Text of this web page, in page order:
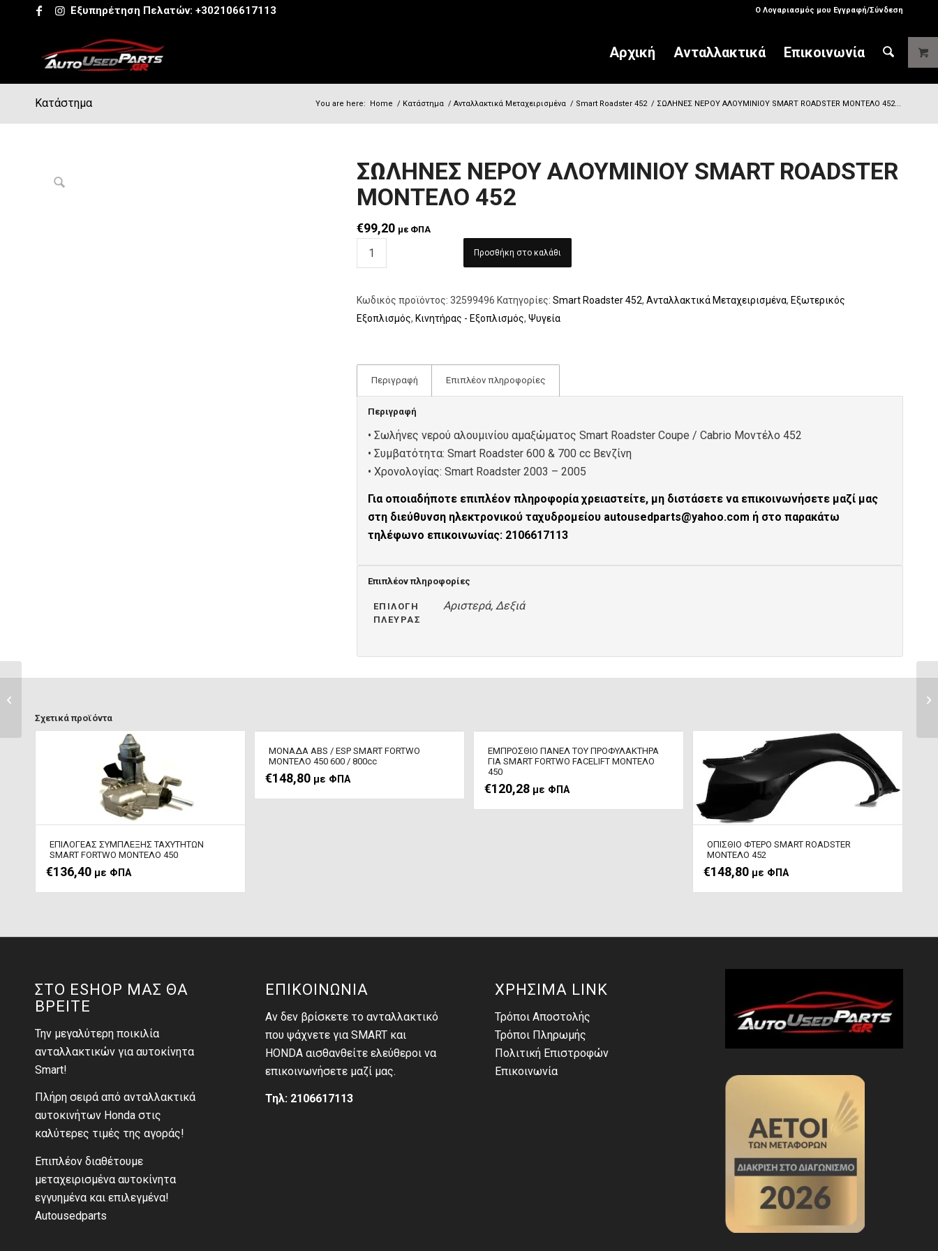
Ο Λογαριασμός μου Εγγραφή/Σύνδεση
Εξυπηρέτηση Πελατών: +302106617113
Αρχική Ανταλλακτικά Επικοινωνία
Κατάστημα You are here: Home / Κατάστημα / Ανταλλακτικά Μεταχειρισμένα / Smart Roadster 452 / ΣΩΛΗΝΕΣ ΝΕΡΟΥ ΑΛΟΥΜΙΝΙΟΥ SMART ROADSTER ΜΟΝΤΕΛΟ 452...
ΣΩΛΗΝΕΣ ΝΕΡΟΥ ΑΛΟΥΜΙΝΙΟΥ SMART ROADSTER
ΜΟΝΤΕΛΟ 452
€99,20 με ΦΠΑ
Προσθήκη στο καλάθι
Κωδικός προϊόντος: 32599496 Κατηγορίες: Smart Roadster 452, Ανταλλακτικά Μεταχειρισμένα, Εξωτερικός
Εξοπλισμός, Κινητήρας - Εξοπλισμός, Ψυγεία
Περιγραφή Επιπλέον πληροφορίες
Περιγραφή
• Σωλήνες νερού αλουμινίου αμαξώματος Smart Roadster Coupe / Cabrio Μοντέλο 452
• Συμβατότητα: Smart Roadster 600 & 700 cc Bενζίνη
• Xρονολογίας: Smart Roadster 2003 – 2005
Για οποιαδήποτε επιπλέον πληροφορία χρειαστείτε, μη διστάσετε να επικοινωνήσετε μαζί μας
στη διεύθυνση ηλεκτρονικού ταχυδρομείου autousedparts@yahoo.com ή στο παρακάτω
τηλέφωνο επικοινωνίας: 2106617113
Επιπλέον πληροφορίες
ΕΠΙΛΟΓΉ
ΠΛΕΥΡΆΣ
Αριστερά, Δεξιά
Σχετικά προϊόντα
ΕΠΙΛΟΓΕΑΣ ΣΥΜΠΛΕΞΗΣ ΤΑΧΥΤΗΤΩΝ
SMART FORTWO ΜΟΝΤΕΛΟ 450
€136,40 με ΦΠΑ
ΜΟΝΑΔΑ ABS / ESP SMART FORTWO
MΟΝΤΕΛΟ 450 600 / 800cc
€148,80 με ΦΠΑ
ΕΜΠΡΟΣΘΙΟ ΠΑΝΕΛ ΤΟΥ ΠΡΟΦΥΛΑΚΤΗΡΑ
ΓΙΑ SMART FORTWO FACELIFT ΜΟΝΤΕΛΟ
450
€120,28 με ΦΠΑ
ΟΠΙΣΘΙΟ ΦΤΕΡΟ SMART ROADSTER
ΜΟΝΤΕΛΟ 452
€148,80 με ΦΠΑ
ΣΤΟ ESHOP ΜΑΣ ΘΑ
ΒΡΕΙΤΕ
Την μεγαλύτερη ποικιλία
ανταλλακτικών για αυτοκίνητα
Smart!
Πλήρη σειρά από ανταλλακτικά
αυτοκινήτων Honda στις
καλύτερες τιμές της αγοράς!
Επιπλέον διαθέτουμε
μεταχειρισμένα αυτοκίνητα
εγγυημένα και επιλεγμένα!
Autousedparts
ΕΠΙΚΟΙΝΩΝΙΑ
Αν δεν βρίσκετε το ανταλλακτικό
που ψάχνετε για SMART και
HONDA αισθανθείτε ελεύθεροι να
επικοινωνήσετε μαζί μας.
Τηλ: 2106617113
ΧΡΗΣΙΜΑ LINK
Τρόποι Αποστολής
Τρόποι Πληρωμής
Πολιτική Επιστροφών
Επικοινωνία
452